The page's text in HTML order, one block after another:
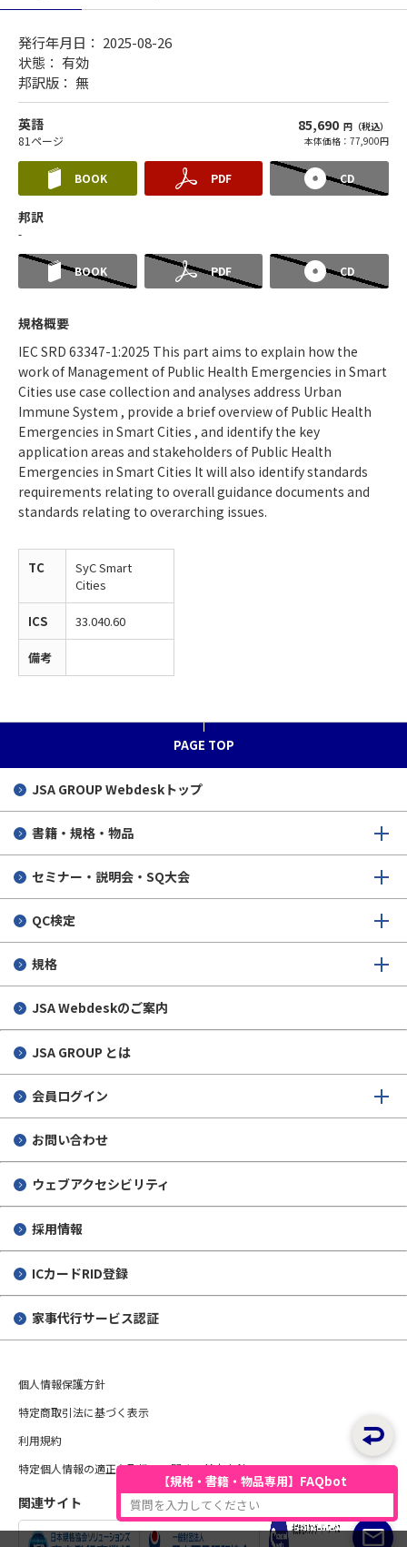
発行年月日： 2025-08-26
状態： 有効
邦訳版： 無
英語
81ページ
85,690 円（税込）
本体価格：77,900円
BOOK PDF CD
邦訳
-
BOOK PDF CD
規格概要
IEC SRD 63347-1:2025 This part aims to explain how the
work of Management of Public Health Emergencies in Smart
Cities use case collection and analyses address Urban
Immune System , provide a brief overview of Public Health
Emergencies in Smart Cities , and identify the key
application areas and stakeholders of Public Health
Emergencies in Smart Cities It will also identify standards
requirements relating to overall guidance documents and
standards relating to overarching issues.
TC
SyC Smart
Cities
ICS 33.040.60
備考
PAGE TOP
JSA GROUP Webdeskトップ
書籍・規格・物品
セミナー・説明会・SQ大会
QC検定
規格
JSA Webdeskのご案内
JSA GROUP とは
会員ログイン
お問い合わせ
ウェブアクセシビリティ
採用情報
ICカードRID登録
家事代行サービス認証
個人情報保護方針
特定商取引法に基づく表示
利用規約
特定個人情報の適正な取扱いに関する基本方針
関連サイト
【規格・書籍・物品専用】FAQbot
質問を入力してください